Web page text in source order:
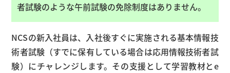
者試験のような午前試験の免除制度はありません。
NCSの新入社員は、入社後すぐに実施される基本情報技
術者試験（すでに保有している場合は応用情報技術者試
験）にチャレンジします。その支援として学習教材とe